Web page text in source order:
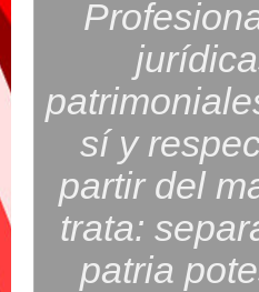
sí y
partir del
trata:
patria